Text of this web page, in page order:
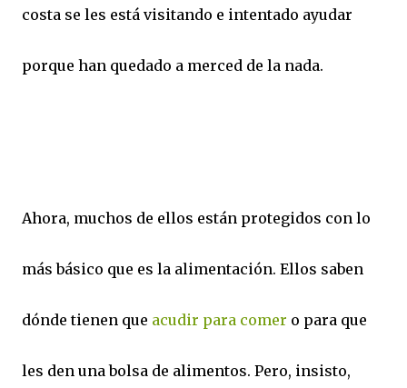
costa se les está visitando e intentado ayudar
porque han quedado a merced de la nada.
Ahora, muchos de ellos están protegidos con lo
más básico que es la alimentación. Ellos saben
dónde tienen que acudir para comer o para que
les den una bolsa de alimentos. Pero, insisto,